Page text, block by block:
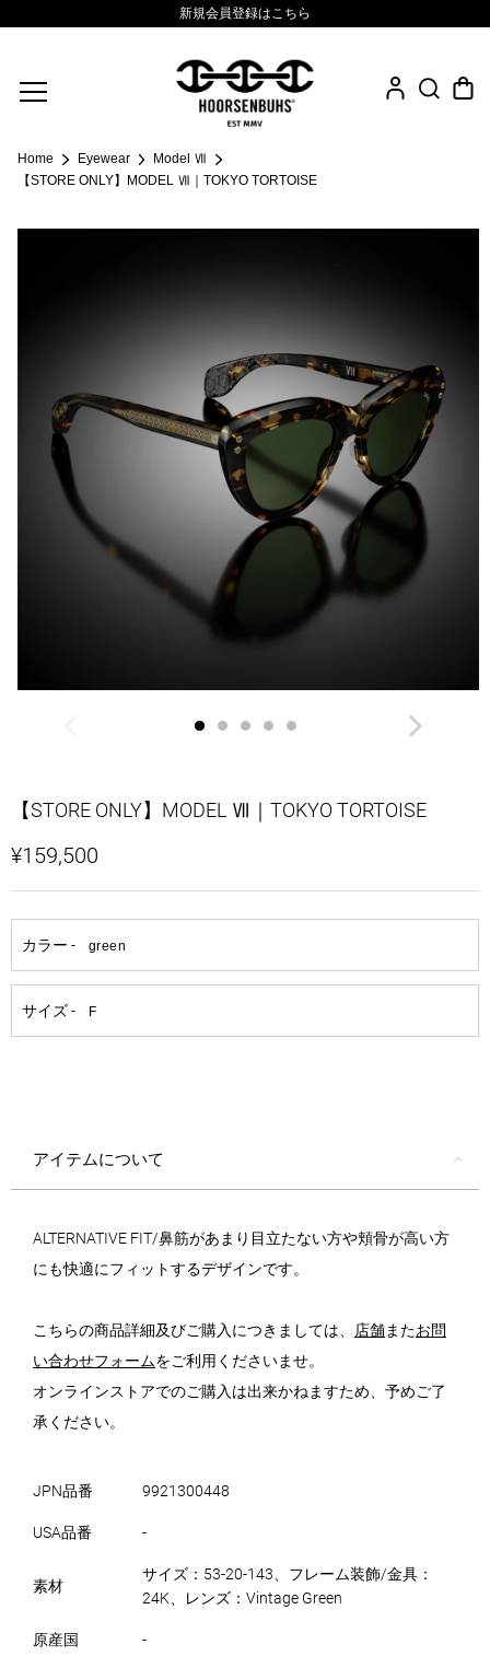
.925 Sterling
新規会員登録はこちら
Home Eyewear
Model Ⅶ
【STORE ONLY】MODEL Ⅶ｜TOKYO TORTOISE
【STORE ONLY】MODEL Ⅶ｜TOKYO TORTOISE
¥159,500
アイテムについて
ALTERNATIVE FIT/鼻筋があまり目立たない方や頬骨が高い方
にも快適にフィットするデザインです。
こちらの商品詳細及びご購入につきましては、 店舗またお問
い合わせフォームをご利用くださいませ。
オンラインストアでのご購入は出来かねますため、予めご了
承ください。
JPN品番 9921300448
USA品番 -
素材
サイズ：53-20-143、フレーム装飾/金具：
24K、レンズ：Vintage Green
原産国 -